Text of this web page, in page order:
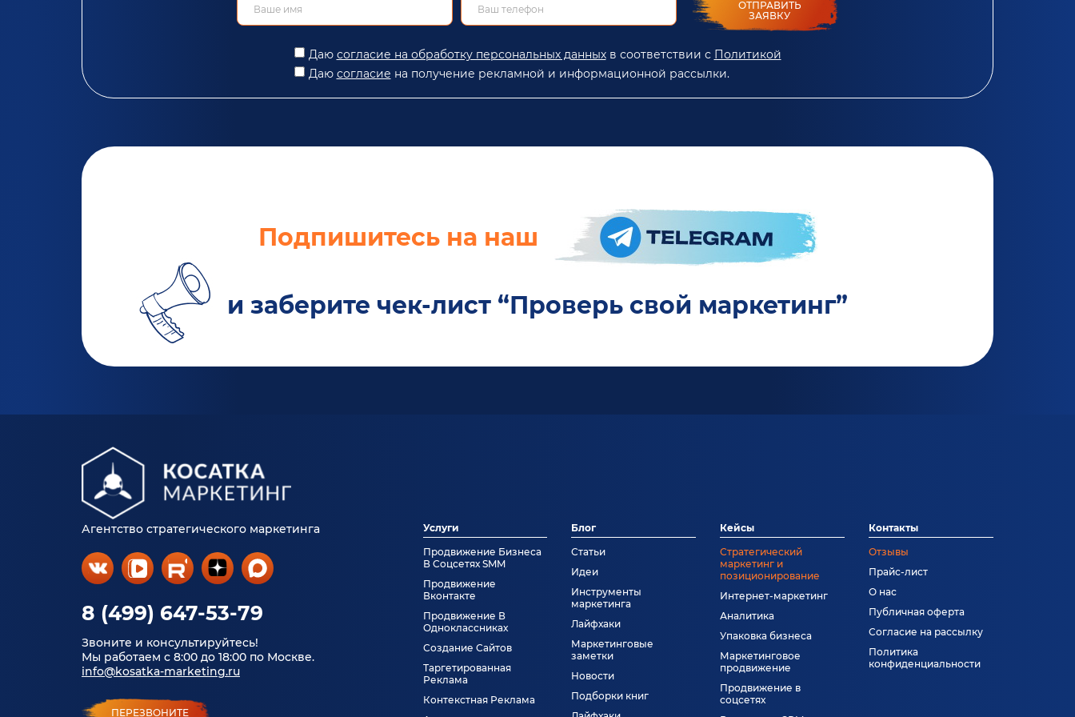
ОТПРАВИТЬ
ЗАЯВКУ
Даю согласие на обработку персональных данныхв соответствии с Политикой
Даю согласие на получение рекламной и информационной рассылки.
Подпишитесь на наш
и заберите чек-лист “Проверь свой маркетинг”
Агентство стратегического маркетинга
8 (499) 647-53-79
Звоните и консультируйтесь!
Мы работаем с 8:00 до 18:00 по Москве.
info@kosatka-marketing.ru
ПЕРЕЗВОНИТЕ
Услуги
Продвижение Бизнеса
В Соцсетях SMM
Продвижение
Вконтакте
Продвижение В
Одноклассниках
Создание Сайтов
Таргетированная
Реклама
Контекстная Реклама
Блог
Статьи
Идеи
Инструменты
маркетинга
Лайфхаки
Маркетинговые
заметки
Новости
Подборки книг
Кейсы
Стратегический
маркетинг и
позиционирование
Интернет-маркетинг
Аналитика
Упаковка бизнеса
Маркетинговое
продвижение
Продвижение в
соцсетях
Контакты
Отзывы
Прайс-лист
О нас
Публичная оферта
Согласие на рассылку
Политика
конфиденциальности